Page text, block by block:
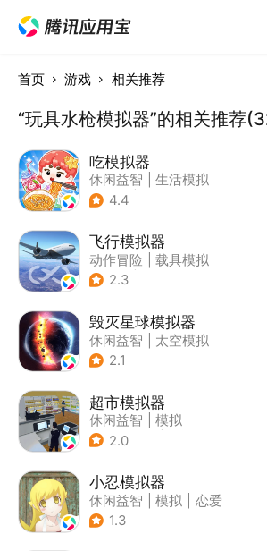
首页 游戏 相关推荐
“玩具水枪模拟器”的相关推荐
吃模拟器
休闲益智
生活模拟
| 美食
4.4
飞行模拟器
动作冒险
载具模拟
| 飞机
2.3
毁灭星球模拟器
休闲益智
太空模拟
| 太空
2.1
超市模拟器
休闲益智
模拟
| 文字游戏
2.0
小忍模拟器
休闲益智 模拟
恋爱
| 女性向
1.3